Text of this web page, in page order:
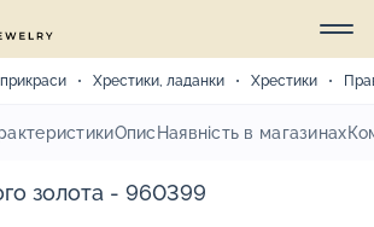
Хрестики, ладанки Хрестики
Опис Наявність в магазинах
золота - 960399